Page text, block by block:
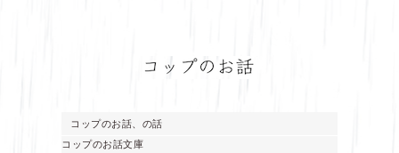
コップのお話、の話
コップのお話文庫